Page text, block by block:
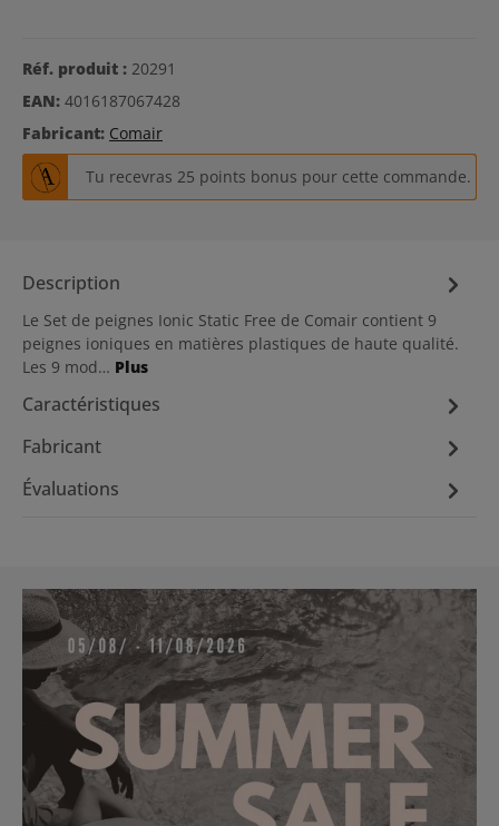
Réf. produit : 20291
EAN: 4016187067428
Fabricant: Comair
Tu recevras 25 points bonus pour cette commande.
Description
Le Set de peignes Ionic Static Free de Comair contient 9
peignes ioniques en matières plastiques de haute qualité.
Les 9 mod… Plus
Caractéristiques
Fabricant
Évaluations